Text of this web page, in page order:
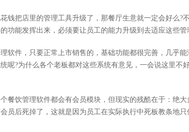
把店里的管理工具升级了，那餐厅生意就一定会好么?
功能发挥出来，必须要让员工的能力升级到去适应这些
件，只要正常上市销售的，基础功能都很完善，几乎能
呢?为什么各个老板都对这些系统有意见，一会说这里不
饮管理软件都会有会员模块，但现实的残酷在于：绝大
员后死掉了，这就是因为员工在实际执行中死板教条地